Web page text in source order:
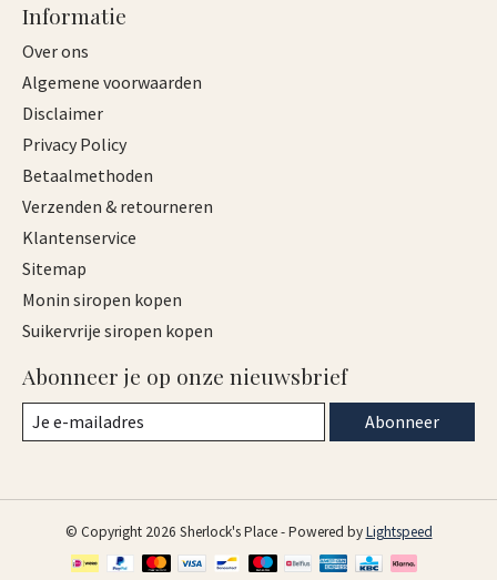
Informatie
Over ons
Algemene voorwaarden
Disclaimer
Privacy Policy
Betaalmethoden
Verzenden & retourneren
Klantenservice
Sitemap
Monin siropen kopen
Suikervrije siropen kopen
Abonneer je op onze nieuwsbrief
Abonneer
© Copyright 2026 Sherlock's Place - Powered byLightspeed